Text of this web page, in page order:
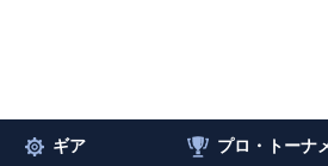
ギア プロ・トーナ